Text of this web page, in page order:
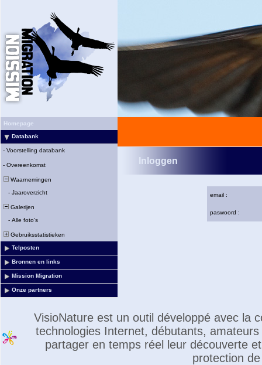
Homepage
Databank
- Voorstelling databank
- Overeenkomst
Waarnemingen
- Jaaroverzicht
Galerijen
- Alle foto's
Gebruiksstatistieken
Telposten
Bronnen en links
Mission Migration
Onze partners
Inloggen
email :
paswoord :
VisioNature est un outil développé avec la
technologies Internet, débutants,
partager en temps réel leur découverte
protection